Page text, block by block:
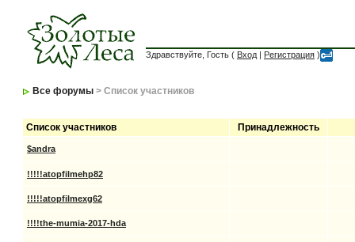
Здравствуйте, Гость ( Вход | Регистрация )
Все форумы > Список участников
Список участников Принадлежность
$andra
!!!!!atopfilmehp82
!!!!!atopfilmexg62
!!!!the-mumia-2017-hda